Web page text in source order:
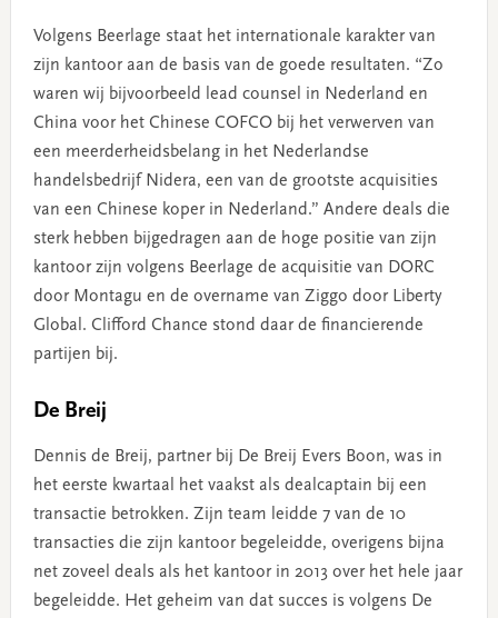
Volgens Beerlage staat het internationale karakter van
zijn kantoor aan de basis van de goede resultaten. “Zo
waren wij bijvoorbeeld lead counsel in Nederland en
China voor het Chinese COFCO bij het verwerven van
een meerderheidsbelang in het Nederlandse
handelsbedrijf Nidera, een van de grootste acquisities
van een Chinese koper in Nederland.” Andere deals die
sterk hebben bijgedragen aan de hoge positie van zijn
kantoor zijn volgens Beerlage de acquisitie van DORC
door Montagu en de overname van Ziggo door Liberty
Global. Clifford Chance stond daar de financierende
partijen bij.
De Breij
Dennis de Breij, partner bij De Breij Evers Boon, was in
het eerste kwartaal het vaakst als dealcaptain bij een
transactie betrokken. Zijn team leidde 7 van de 10
transacties die zijn kantoor begeleidde, overigens bijna
net zoveel deals als het kantoor in 2013 over het hele jaar
begeleidde. Het geheim van dat succes is volgens De